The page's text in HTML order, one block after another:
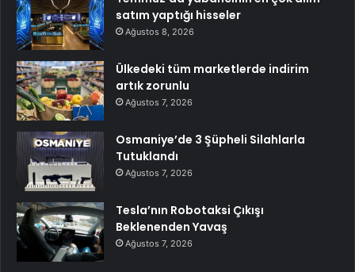
satım yaptığı hisseler
Ağustos 8, 2026
Ülkedeki tüm marketlerde indirim
artık zorunlu
Ağustos 7, 2026
Osmaniye’de 3 Şüpheli Silahlarla
Tutuklandı
Ağustos 7, 2026
Tesla’nın Robotaksi Çıkışı
Beklenenden Yavaş
Ağustos 7, 2026